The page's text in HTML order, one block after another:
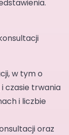
w tym o
czasie trwania
i liczbie
oraz